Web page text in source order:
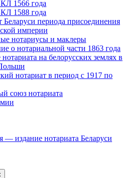
1566 года
1588 года
Беларуси периода присоединения
империи
нотариусы и маклеры
о нотариальной части 1863 года
нотариата на белорусских землях в
нотариат в период с 1917 по
союз нотариата
— издание нотариата Беларуси